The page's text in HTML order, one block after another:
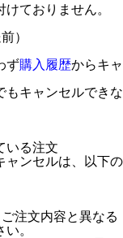
ておりません。
）
ず購入履歴からキャ
もキャンセルできな
いる注文
ャンセルは、以下の
注文内容と異なる
。